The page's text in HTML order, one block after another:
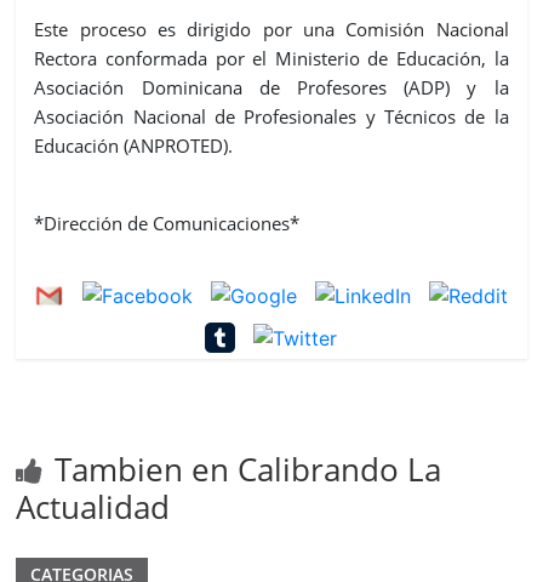
Este proceso es dirigido por una Comisión Nacional
Rectora conformada por el Ministerio de Educación, la
Asociación Dominicana de Profesores (ADP) y la
Asociación Nacional de Profesionales y Técnicos de la
Educación (ANPROTED).
*Dirección de Comunicaciones*
Tambien en Calibrando La
Actualidad
CATEGORIAS